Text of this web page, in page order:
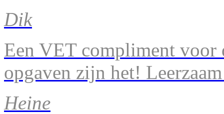
Dik
Een VET compliment voor
opgaven zijn het!
Heine